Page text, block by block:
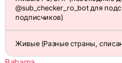
@sub_checker_ro_bot для
подписчиков)
Живые (Разные страны,